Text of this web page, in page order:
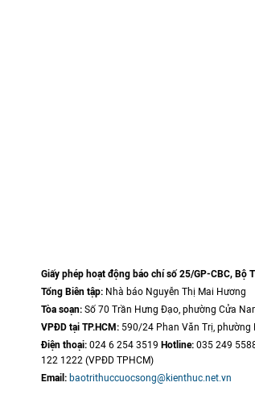
Giấy phép hoạt động báo chí số 25/GP-CBC, Bộ
Tổng Biên tập: Nhà báo Nguyễn Thị Mai Hương
Tòa soạn: Số 70 Trần Hưng Đạo, phường Cửa
VPĐD tại TP.HCM: 590/24 Phan Văn Trị, phường
Điện thoại: 024 6 254 3519 Hotline: 035 249
122 1222 (VPĐD TPHCM)
Email: baotrithuccuocsong@kienthuc.net.vn